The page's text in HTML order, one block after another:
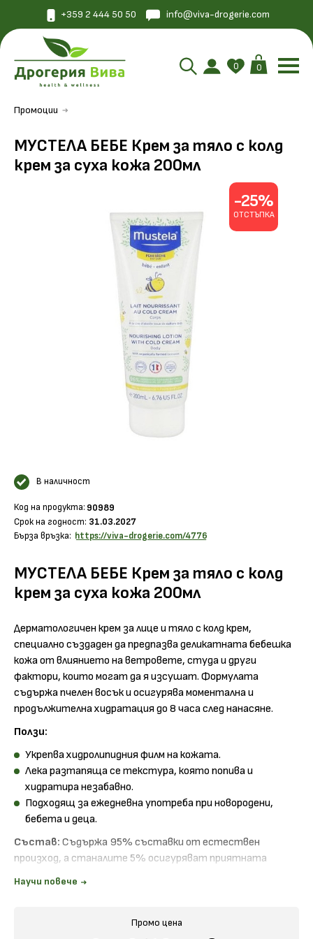
+359 2 444 50 50 info@viva-drogerie.com
0 0
Промоции
МУСТЕЛА БЕБЕ Крем за тяло с колд
крем за суха кожа 200мл
-25%
ОТСТЪПКА
В наличност
Код на продукта: 90989
Срок на годност: 31.03.2027
Бърза връзка: https://viva-drogerie.com/4776
МУСТЕЛА БЕБЕ Крем за тяло с колд
крем за суха кожа 200мл
Дерматологичен крем за лице и тяло с колд крем,
специално създаден да предпазва деликатната бебешка
кожа от влиянието на ветровете, студа и други
фактори, които могат да я изсушат. Формулата
съдържа пчелен восък и осигурява моментална и
продължителна хидратация до 8 часа след нанасяне.
Ползи:
Укрепва хидролипидния филм на кожата.
Лека разтапяща се текстура, която попива и
хидратира незабавно.
Подходящ за ежедневна употреба при новородени,
бебета и деца.
Състав: Съдържа 95% съставки от естествен
произход, а станалите 5% осигуряват приятната
текстура на продукта и защитават формулата от
замърсяване.
(Захари от авокадо).
Научи повече
Промо цена